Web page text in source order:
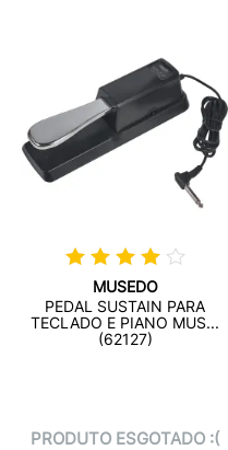
MUSEDO
PEDAL SUSTAIN PARA
TECLADO E PIANO MUS...
(62127)
PRODUTO ESGOTADO :(